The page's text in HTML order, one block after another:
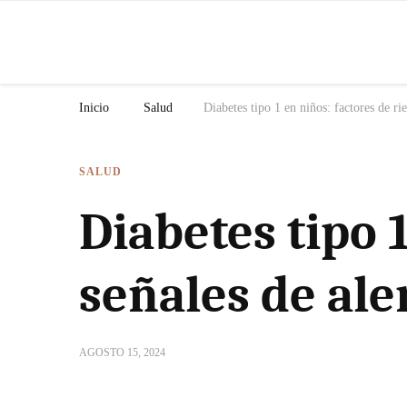
Inicio Salud Diabetes tipo 1 en niños: factores de
SALUD
Diabetes tipo
señales de
AGOSTO 15, 2024